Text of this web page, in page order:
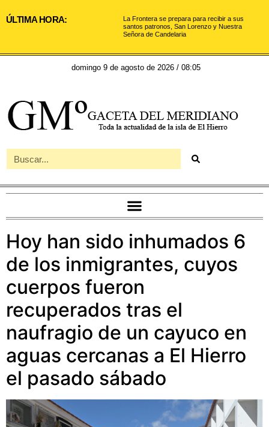
ÚLTIMA HORA:
La Frontera se prepara para recibir a sus
santos patronos, San Lorenzo y Nuestra
Señora de Candelaria
domingo 9 de agosto de 2026 / 08:05
Hoy han sido inhumados 6
de los inmigrantes, cuyos
cuerpos fueron
recuperados tras el
naufragio de un cayuco en
aguas cercanas a El Hierro
el pasado sábado